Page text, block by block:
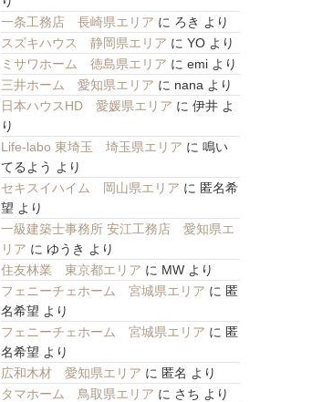
一条工務店 長崎県エリア に ろき より
スズキハウス 静岡県エリア に YOより
ミサワホーム 徳島県エリア に emiより
三井ホーム 愛知県エリア に nana より
日本ハウスHD 愛媛県エリア に 伊井よ
り
Life-labo 東埼玉 埼玉県エリア に 鳴い
てるよう より
セキスイハイム 岡山県エリア に 匿名希
望 より
一級建築士事務所 安江工務店 愛知県エ
リア に ゆうき より
住友林業 東京都エリア に MWより
フェニーチェホーム 宮城県エリア に 匿
名希望 より
フェニーチェホーム 宮城県エリア に 匿
名希望 より
広和木材 愛知県エリア に 匿名 より
タマホーム 鳥取県エリア に さち より